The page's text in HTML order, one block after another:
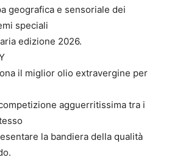
geografica e sensoriale dei
speciali
edizione 2026.
il miglior olio extravergine per
agguerritissima tra i
la bandiera della qualità